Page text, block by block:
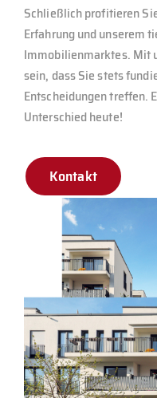
Schließlich profitieren
Erfahrung und unserem
Immobilienmarktes. Mit
sein, dass Sie stets
Entscheidungen treffen.
Unterschied heute!
Kontakt